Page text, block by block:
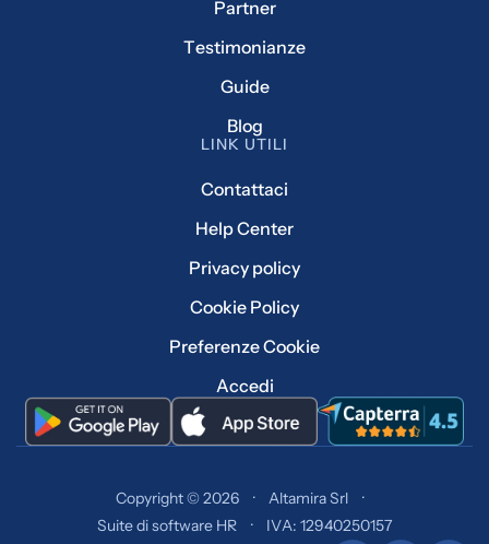
Partner
Testimonianze
Guide
Blog
LINK UTILI
Contattaci
Help Center
Privacy policy
Cookie Policy
Preferenze Cookie
Accedi
Copyright © 2026 · Altamira Srl
·
Suite di software HR
· IVA: 12940250157